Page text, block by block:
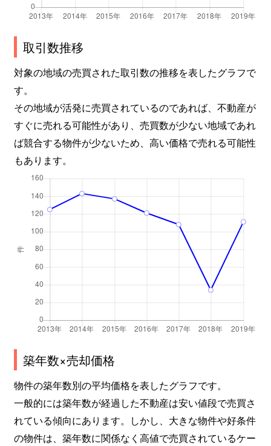
取引数推移
対象の地域の売買された取引数の推移を表したグラフで
す。
その地域が活発に売買されているのであれば、不動産が
すぐに売れる可能性があり、売買数が少ない地域であれ
ば競合する物件が少ないため、高い価格で売れる可能性
もあります。
築年数×売却価格
物件の築年数別の平均価格を表したグラフです。
一般的には築年数が経過した不動産は安い値段で売買さ
れている傾向にあります。しかし、大きな物件や好条件
の物件は、築年数に関係なく高値で売買されているケー